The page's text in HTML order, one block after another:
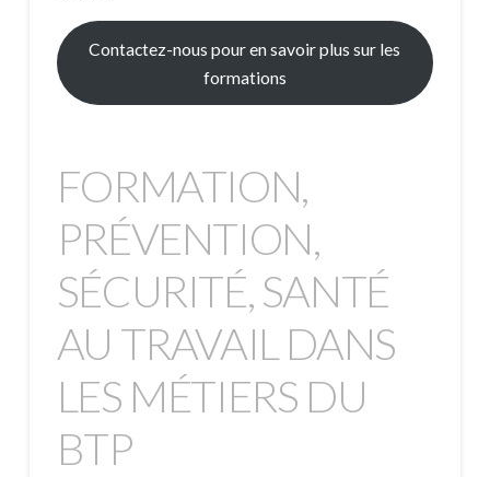
Contactez-nous pour en savoir plus sur les
formations
FORMATION,
PRÉVENTION,
SÉCURITÉ, SANTÉ
AU TRAVAIL DANS
LES MÉTIERS DU
BTP